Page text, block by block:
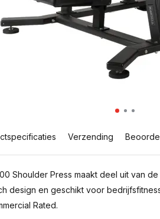
Verzending
Shoulder Press maakt deel uit van
design en geschikt voor
Rated.